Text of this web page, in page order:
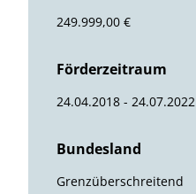
249.999,00 €
Förderzeitraum
24.04.2018 - 24.07.2022
Bundesland
Grenzüberschreitend